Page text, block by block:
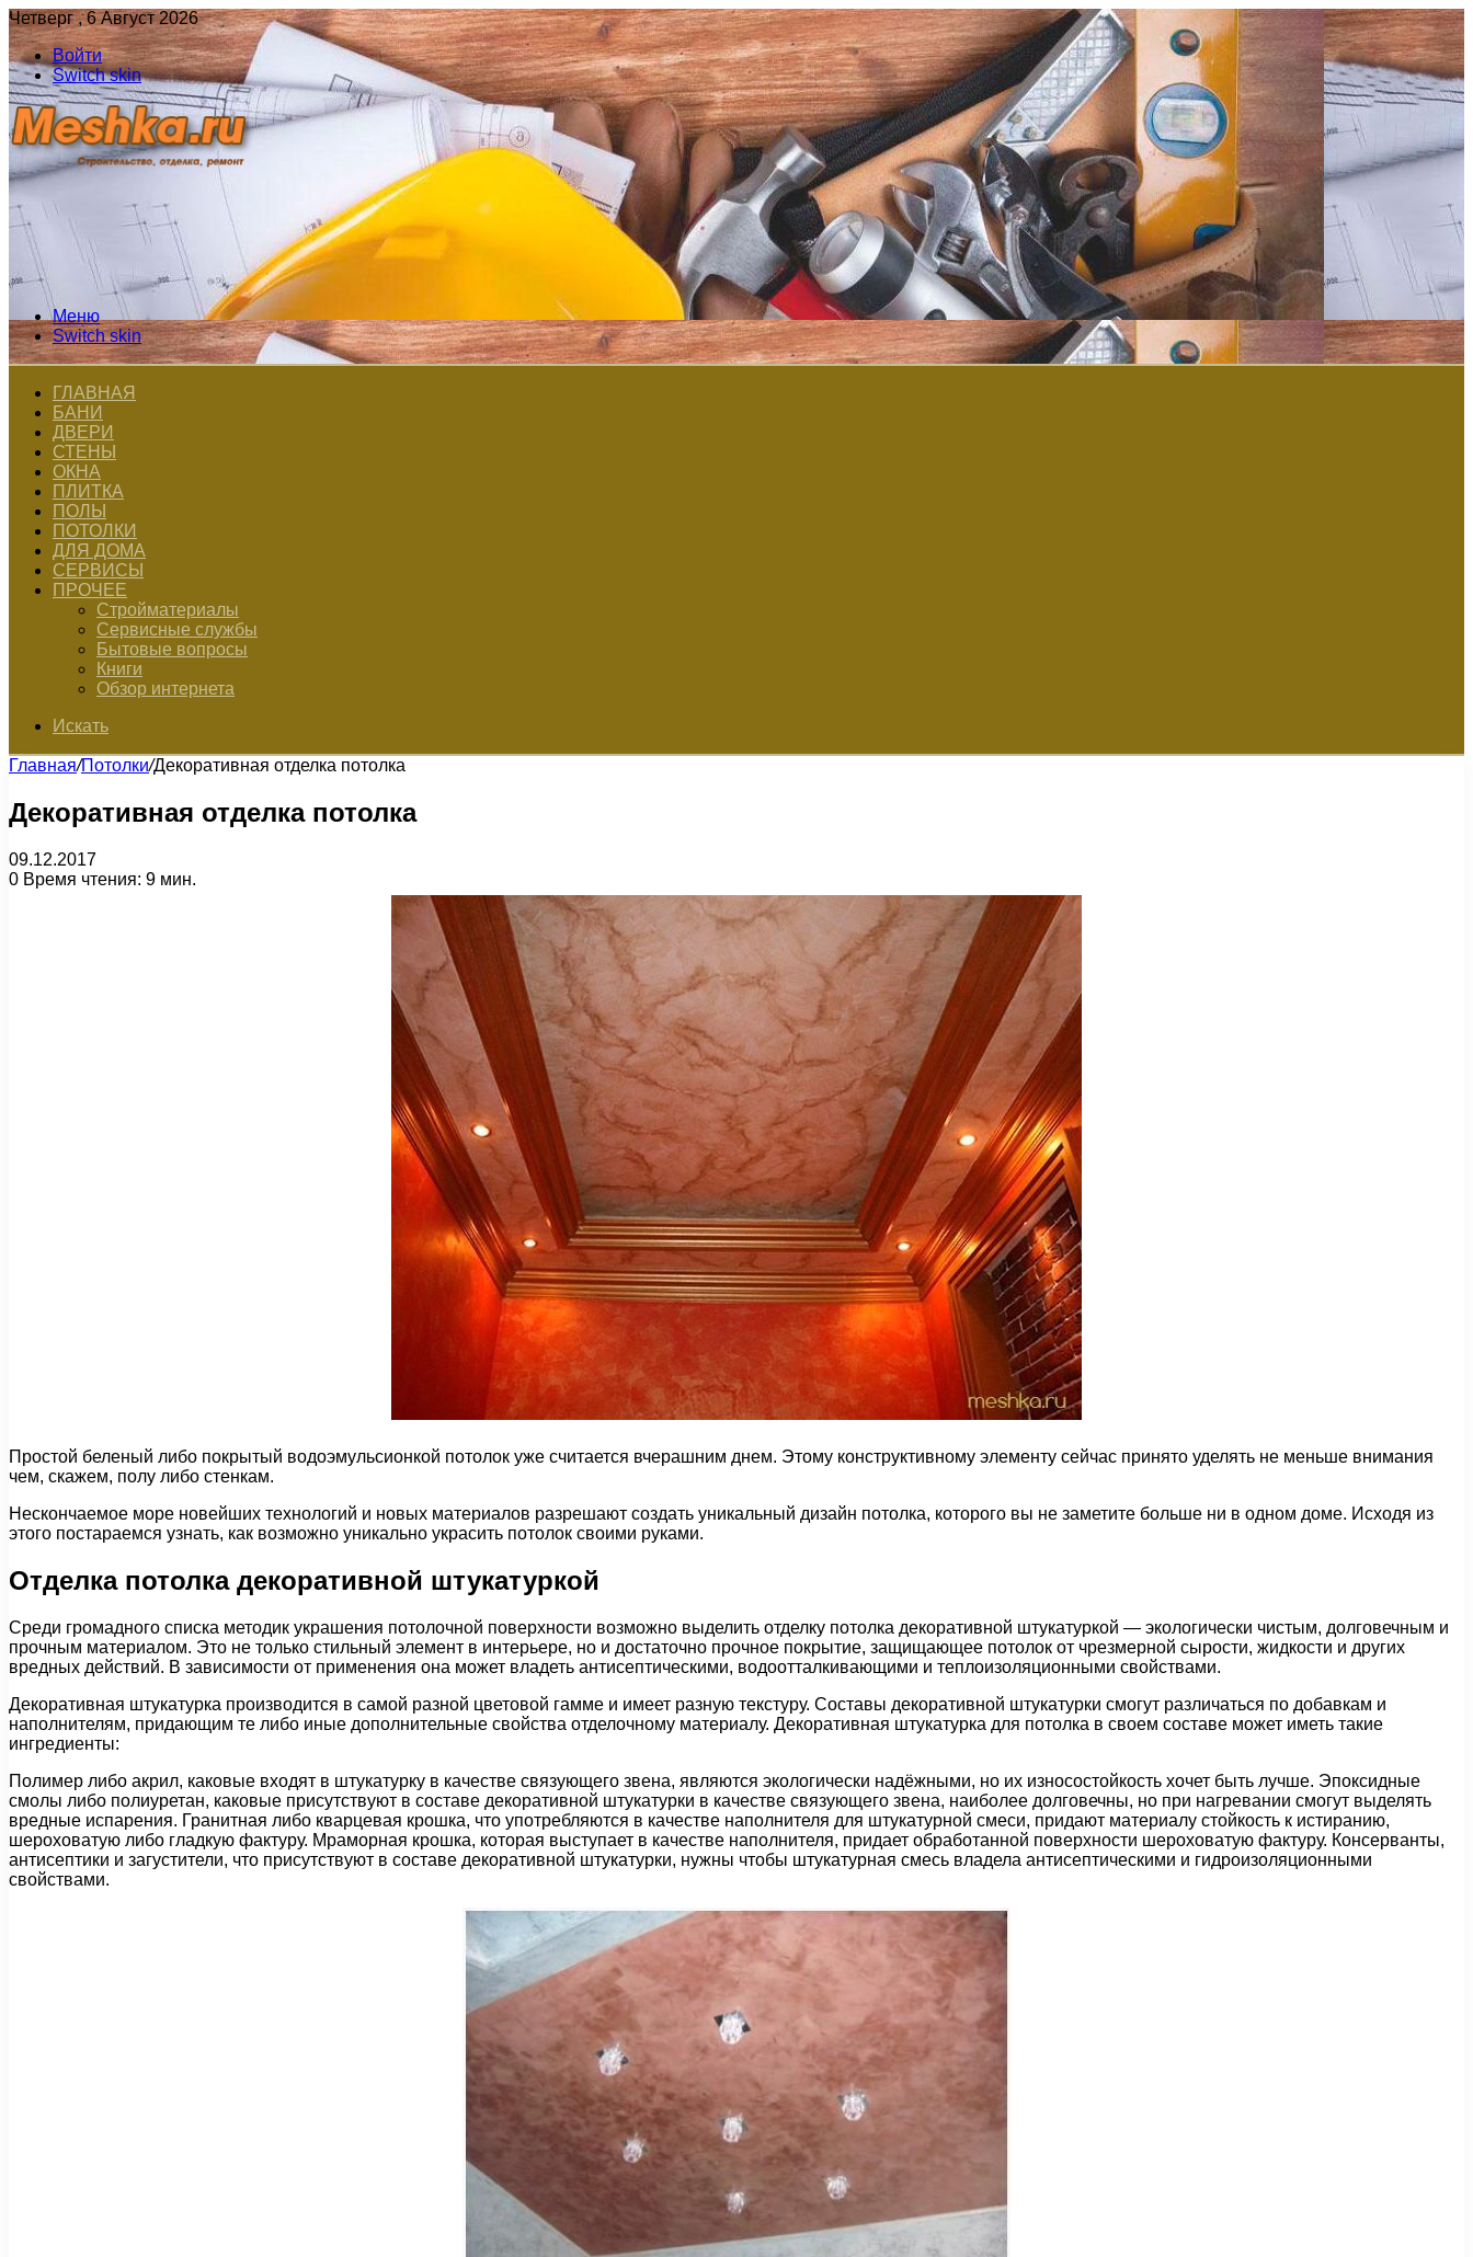
Четверг , 6 Август 2026
Войти
Switch skin
Меню
Switch skin
ГЛАВНАЯ
БАНИ
ДВЕРИ
СТЕНЫ
ОКНА
ПЛИТКА
ПОЛЫ
ПОТОЛКИ
ДЛЯ ДОМА
СЕРВИСЫ
ПРОЧЕЕ
Стройматериалы
Сервисные службы
Бытовые вопросы
Книги
Обзор интернета
Искать
Главная/Потолки/Декоративная отделка потолка
Декоративная отделка потолка
09.12.2017
0 Время чтения: 9 мин.
Простой беленый либо покрытый водоэмульсионкой потолок уже считается вчерашним днем. Этому конструктивному элементу сейчас принято уделять не меньше внимания
чем, скажем, полу либо стенкам.
Нескончаемое море новейших технологий и новых материалов разрешают создать уникальный дизайн потолка, которого вы не заметите больше ни в одном доме. Исходя из
этого постараемся узнать, как возможно уникально украсить потолок своими руками.
Отделка потолка декоративной штукатуркой
Среди громадного списка методик украшения потолочной поверхности возможно выделить отделку потолка декоративной штукатуркой — экологически чистым, долговечным и
прочным материалом. Это не только стильный элемент в интерьере, но и достаточно прочное покрытие, защищающее потолок от чрезмерной сырости, жидкости и других
вредных действий. В зависимости от применения она может владеть антисептическими, водоотталкивающими и теплоизоляционными свойствами.
Декоративная штукатурка производится в самой разной цветовой гамме и имеет разную текстуру. Составы декоративной штукатурки смогут различаться по добавкам и
наполнителям, придающим те либо иные дополнительные свойства отделочному материалу. Декоративная штукатурка для потолка в своем составе может иметь такие
ингредиенты:
Полимер либо акрил, каковые входят в штукатурку в качестве связующего звена, являются экологически надёжными, но их износостойкость хочет быть лучше. Эпоксидные
смолы либо полиуретан, каковые присутствуют в составе декоративной штукатурки в качестве связующего звена, наиболее долговечны, но при нагревании смогут выделять
вредные испарения. Гранитная либо кварцевая крошка, что употребляются в качестве наполнителя для штукатурной смеси, придают материалу стойкость к истиранию,
шероховатую либо гладкую фактуру. Мраморная крошка, которая выступает в качестве наполнителя, придает обработанной поверхности шероховатую фактуру. Консерванты,
антисептики и загустители, что присутствуют в составе декоративной штукатурки, нужны чтобы штукатурная смесь владела антисептическими и гидроизоляционными
свойствами.